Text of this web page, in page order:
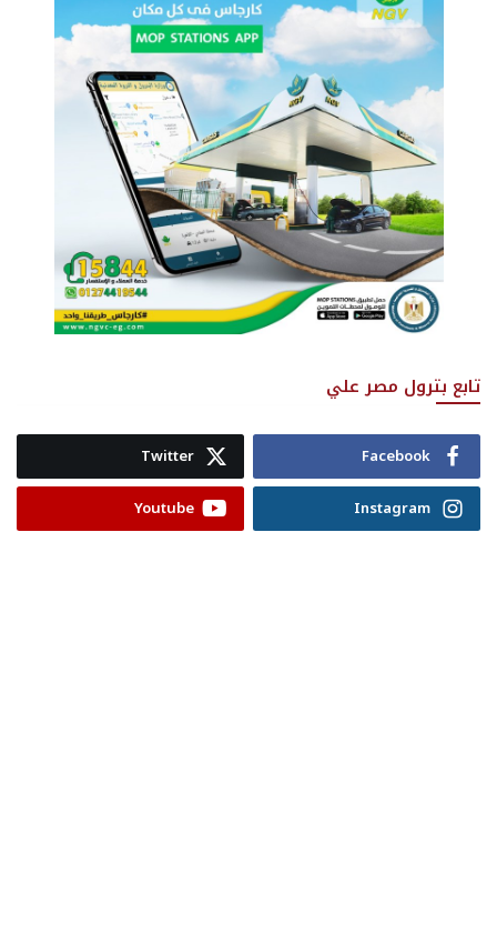
تابع بترول مصر علي
Facebook
Twitter
Instagram
Youtube